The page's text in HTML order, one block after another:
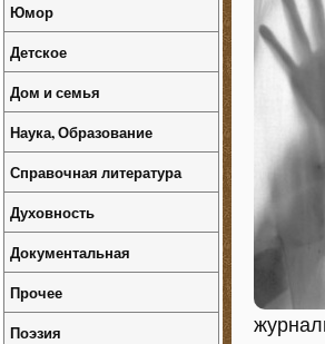
Юмор
Детское
Дом и семья
Наука, Образование
Справочная литература
Духовность
Документальная
Прочее
Поэзия